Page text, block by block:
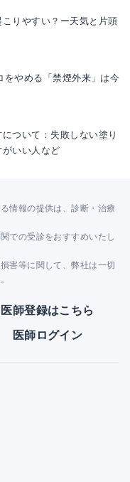
りやすい？ー天気と片頭
をやめる「禁煙外来」は今
ついて：失敗しない塗り
いい人など
情報の提供は、診断・治療
での受診をおすすめいたし
害等に関して、弊社は一切
医師登録はこちら
医師ログイン